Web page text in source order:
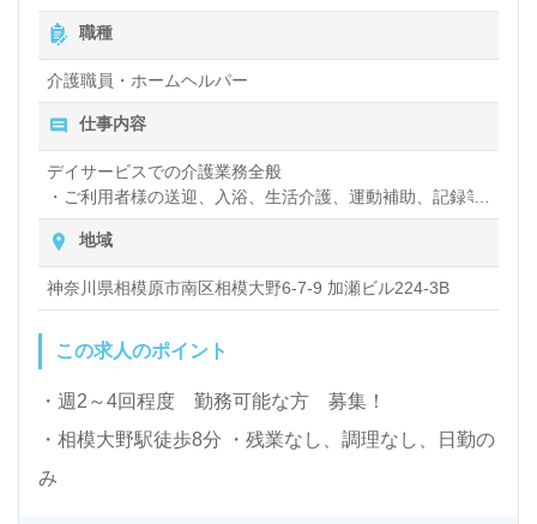
職種
介護職員・ホームヘルパー
仕事内容
デイサービスでの介護業務全般
・ご利用者様の送迎、入浴、生活介護、運動補助、記録等
の関連業務
・利用者様の昼食はお弁当を提供します。
・リハビリ視点で、利用者様の機能・活動を最大限に引き
出します！
地域
神奈川県相模原市南区相模大野6-7-9 加瀬ビル224-3B
この求人のポイント
・週2～4回程度 勤務可能な方 募集！
・相模大野駅徒歩8分 ・残業なし、調理なし、日勤の
み